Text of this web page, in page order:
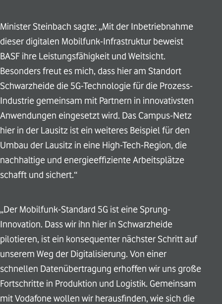
Minister Steinbach sagte: „Mit der Inbetriebnahme
dieser digitalen Mobilfunk-Infrastruktur beweist
BASF ihre Leistungsfähigkeit und Weitsicht.
Besonders freut es mich, dass hier am Standort
Schwarzheide die 5G-Technologie für die Prozess-
Industrie gemeinsam mit Partnern in innovativsten
Anwendungen eingesetzt wird. Das Campus-Netz
hier in der Lausitz ist ein weiteres Beispiel für den
Umbau der Lausitz in eine High-Tech-Region, die
nachhaltige und energieeffiziente Arbeitsplätze
schafft und sichert.“
„Der Mobilfunk-Standard 5G ist eine Sprung-
Innovation. Dass wir ihn hier in Schwarzheide
pilotieren, ist ein konsequenter nächster Schritt auf
unserem Weg der Digitalisierung. Von einer
schnellen Datenübertragung erhoffen wir uns große
Fortschritte in Produktion und Logistik. Gemeinsam
mit Vodafone wollen wir herausfinden, wie sich die